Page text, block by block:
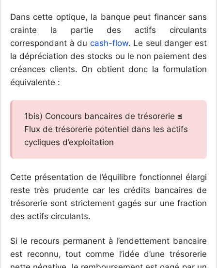
Dans cette optique, la banque peut financer sans
crainte la partie des actifs circulants
correspondant à du cash-flow. Le seul danger est
la dépréciation des stocks ou le non paiement des
créances clients. On obtient donc la formulation
équivalente :
1bis) Concours bancaires de trésorerie ≤
Flux de trésorerie potentiel dans les actifs
cycliques d’exploitation
Cette présentation de l’équilibre fonctionnel élargi
reste très prudente car les crédits bancaires de
trésorerie sont strictement gagés sur une fraction
des actifs circulants.
Si le recours permanent à l’endettement bancaire
est reconnu, tout comme l’idée d’une trésorerie